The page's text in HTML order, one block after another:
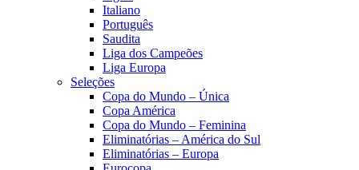
Italiano
Português
Saudita
Liga dos Campeões
Liga Europa
Seleções
Copa do Mundo – Única
Copa América
Copa do Mundo – Feminina
Eliminatórias – América do Sul
Eliminatórias – Europa